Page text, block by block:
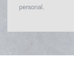
personal.